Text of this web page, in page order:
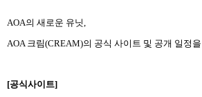
AOA의 새로운 유닛
AOA 크림(CREAM)의 공식 사이트 및 공개 일정
[공식사이트]